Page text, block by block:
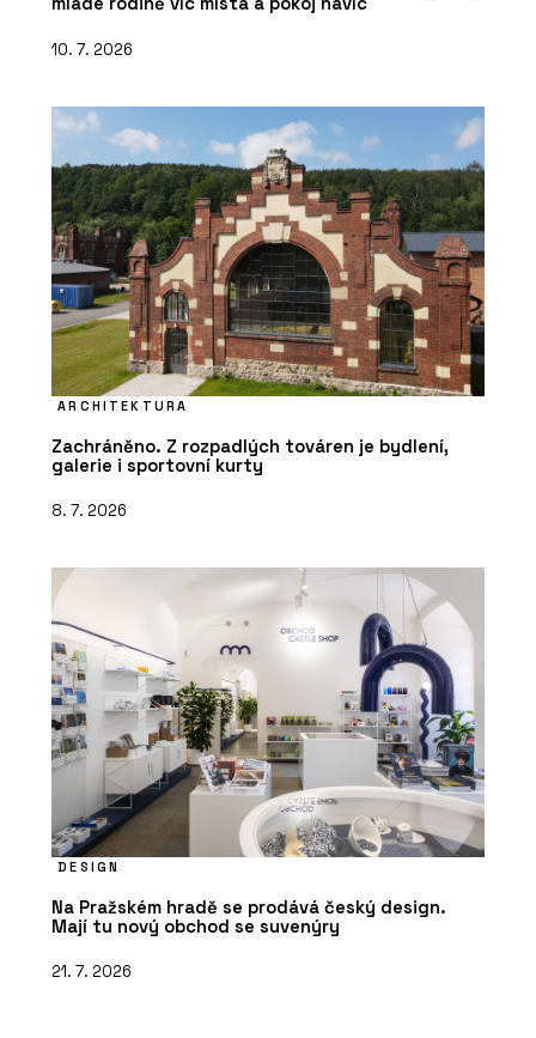
10. 7. 2026
ARCHITEKTURA
Zachráněno. Z rozpadlých továren je bydlení,
galerie i sportovní kurty
8. 7. 2026
DESIGN
Na Pražském hradě se prodává český design.
Mají tu nový obchod se suvenýry
21. 7. 2026